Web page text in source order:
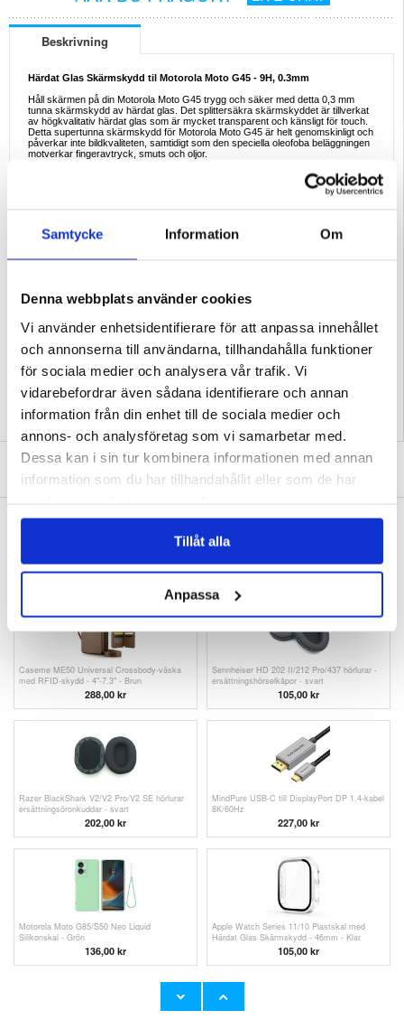
Samtycke Information Om
Denna webbplats använder cookies
Vi använder enhetsidentifierare för att anpassa innehållet
och annonserna till användarna, tillhandahålla funktioner
för sociala medier och analysera vår trafik. Vi
vidarebefordrar även sådana identifierare och annan
information från din enhet till de sociala medier och
annons- och analysföretag som vi samarbetar med.
Dessa kan i sin tur kombinera informationen med annan
information som du har tillhandahållit eller som de har
Tillåt alla
Anpassa
Beskrivning
Härdat Glas Skärmskydd til Motorola Moto G45 - 9H, 0.3mm
Håll skärmen på din Motorola Moto G45 trygg och säker med detta 0,3 mm
tunna skärmskydd av härdat glas. Det splittersäkra skärmskyddet är tillverkat
av högkvalitativ härdat glas som är mycket transparent och känsligt för touch.
Detta supertunna skärmskydd för Motorola Moto G45 är helt genomskinligt och
påverkar inte bildkvaliteten, samtidigt som den speciella oleofoba beläggningen
motverkar fingeravtryck, smuts och oljor.
- Högkvalitativt skärmskydd av härdat glas till Motorola Moto G45
- Påverkar varken ljusstyrkan eller touchskärmens känslighet
- Med en oleofob beläggning som gör det enkelt att hålla rent
OBS: Detta skärmskydd täcker endast in den platta delen av displayen.
Emballage: Euroblister
EAN: 5714122478948
Relaterade kategorier:Mobiltillbehör,Motorola Skal & Tillbehör ,Motorola Moto
SKRIV EN RECENSION
ANDRA KUNDER HAR OCKSÅ KÖPT
105,00 kr
Sony Xperia 10 IV Härdat Glas Skärmskydd -
105,00 kr
Caseme ME50 Universal Crossbody-väska
med RFID-skydd - 4"-7.3" - Brun
288,00 kr
Sennheiser HD 202 II/212 Pro/437 hörlurar -
ersättningshörselkåpor - svart
105,00 kr
Razer BlackShark V2/V2 Pro/V2 SE hörlurar
ersättningsöronkuddar - svart
202,00 kr
MindPure USB-C till DisplayPort DP 1.4-kabel
8K/60Hz
227,00 kr
Motorola Moto G85/S50 Neo Liquid
Silikonskal - Grön
136,00 kr
Apple Watch Series 11/10 Plastskal med
Härdat Glas Skärmskydd - 46mm - Klar
105,00 kr